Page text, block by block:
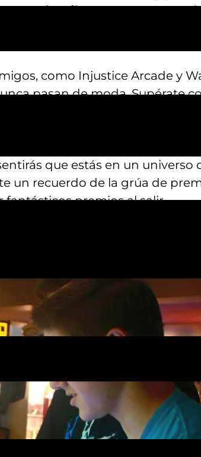
y desafíos para ganar
te encante en nuestra
como Injustice Arcade y
pasan de moda. Supérate
mejor puntuación o reta a tus
siguiente nivel y maximiza tu
Estos juegos clásicos
que estás en un universo
un recuerdo de la grúa de
fantásticos premios al salir.